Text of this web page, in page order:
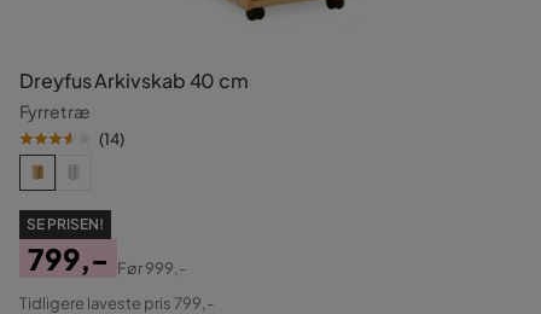
Dreyfus Arkivskab 40 cm
Fyrretræ
(14)
SE PRISEN!
Pris
799,-
Original
Før999,-
Tidligere laveste pris 799,-